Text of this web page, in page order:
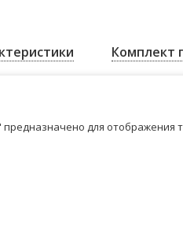
Комплект
для отображения